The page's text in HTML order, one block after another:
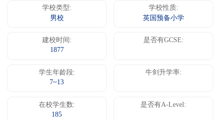
学校类型:
男校
学校性质:
英国预备小学
建校时间:
1877
是否有GCSE:
学生年龄段:
7~13
牛剑升学率:
在校学生数:
185
是否有A-Level: